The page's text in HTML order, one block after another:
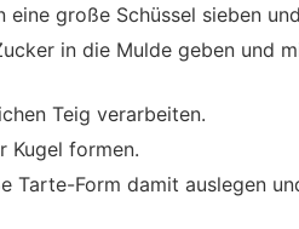
eine große Schüssel sieben
in die Mulde geben und
Teig verarbeiten.
Kugel formen.
Tarte-Form damit auslegen